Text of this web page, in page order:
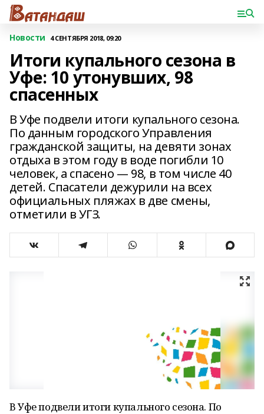
Новости 4 СЕНТЯБРЯ 2018, 09:20
Итоги купального сезона в
Уфе: 10 утонувших, 98
спасенных
В Уфе подвели итоги купального сезона.
По данным городского Управления
гражданской защиты, на девяти зонах
отдыха в этом году в воде погибли 10
человек, а спасено — 98, в том числе 40
детей. Спасатели дежурили на всех
официальных пляжах в две смены,
отметили в УГЗ.
В Уфе подвели итоги купального сезона. По